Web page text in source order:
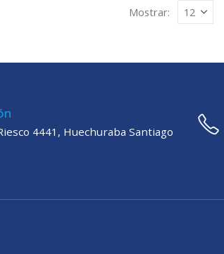
Mostrar:
4441, Huechuraba Santiago